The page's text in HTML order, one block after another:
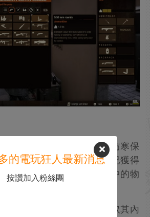
回歸，也意味著我們要與防寒保
。務必記得，您仍可保留已獲得
無法再獲取已退役內容包中的物
便攜武器包（上次可以獲取其內
的電玩狂人最新消息
按讚加入粉絲團